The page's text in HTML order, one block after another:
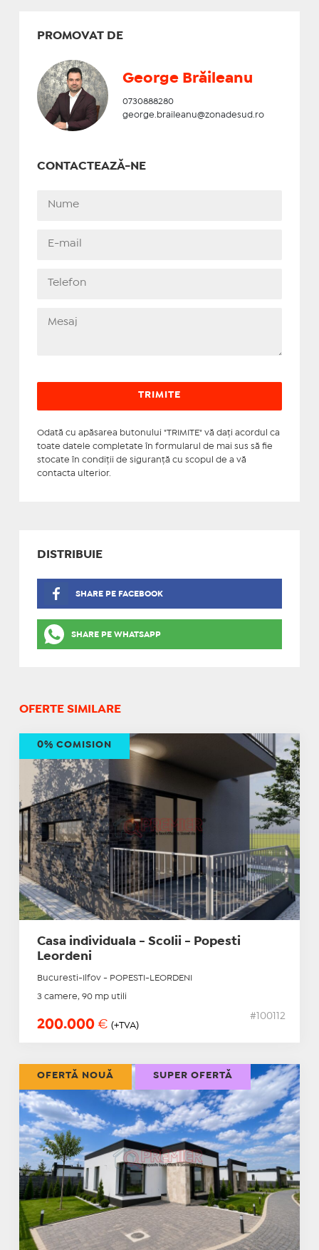
PROMOVAT DE
George Brăileanu
0730888280
george.braileanu@zonadesud.ro
CONTACTEAZĂ-NE
Odată cu apăsarea butonului "TRIMITE" vă daţi acordul ca
toate datele completate în formularul de mai sus să fie
stocate în condiţii de siguranţă cu scopul de a vă
contacta ulterior.
DISTRIBUIE
SHARE PE FACEBOOK
SHARE PE WHATSAPP
OFERTE SIMILARE
Casa individuala - Scolii - Popesti
Leordeni
Bucuresti-Ilfov - POPESTI-LEORDENI
3 camere, 90 mp utili
200.000 € (+TVA)
#100112
0% COMISION
OFERTĂ NOUĂ SUPER OFERTĂ